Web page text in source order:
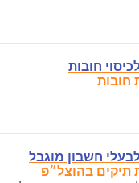
חובות
חובות
חשבון מוגבל
תיקים בהוצל״פ